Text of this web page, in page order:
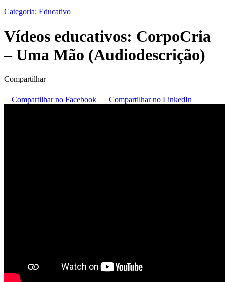
Categoria: Educativo
Vídeos educativos: CorpoCria
– Uma Mão (Audiodescrição)
Compartilhar
Compartilhar no Facebook Compartilhar no LinkedIn